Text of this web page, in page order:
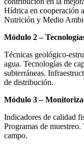
Hídrica en cooperación
Nutrición y Medio
Módulo 2 –
Técnicas geológico-
agua. Tecnologías de
subterráneas.
de distribución.
Módulo 3 –
Indicadores de calidad
Programas de
campo.